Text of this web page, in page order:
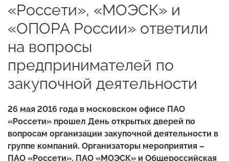
«Россети», «МОЭСК» и
«ОПОРА России» ответили
на вопросы
предпринимателей по
закупочной деятельности
26 мая 2016 года в московском офисе ПАО
«Россети» прошел День открытых дверей по
вопросам организации закупочной деятельности в
группе компаний. Организаторы мероприятия –
ПАО «Россети», ПАО «МОЭСК» и Общероссийская